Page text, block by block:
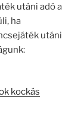
utáni adó a
ha
utáni
kockás